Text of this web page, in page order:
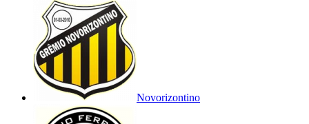
Novorizontino